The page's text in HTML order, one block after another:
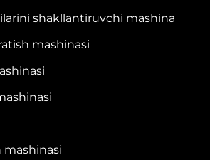
shakllantiruvchi mashina
mashinasi
mashinasi